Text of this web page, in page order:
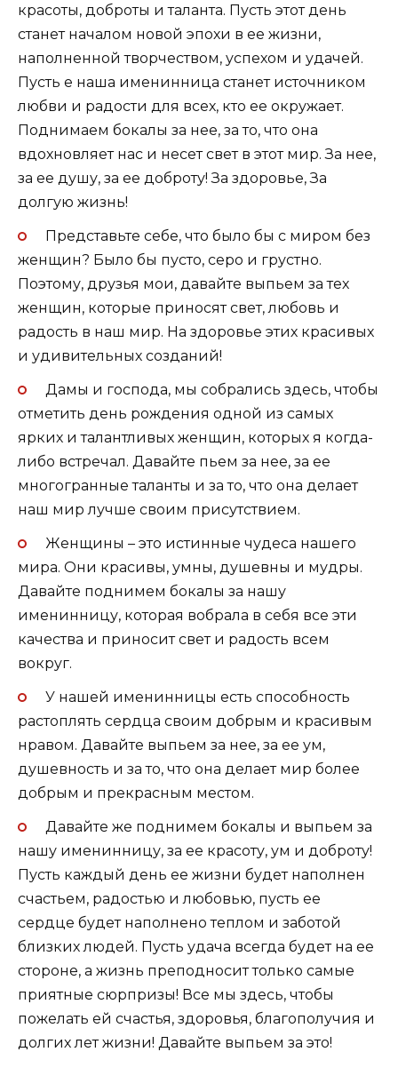
красоты, доброты и таланта. Пусть этот день
станет началом новой эпохи в ее жизни,
наполненной творчеством, успехом и удачей.
Пусть е наша именинница станет источником
любви и радости для всех, кто ее окружает.
Поднимаем бокалы за нее, за то, что она
вдохновляет нас и несет свет в этот мир. За нее,
за ее душу, за ее доброту! За здоровье, За
долгую жизнь!
Представьте себе, что было бы с миром без
женщин? Было бы пусто, серо и грустно.
Поэтому, друзья мои, давайте выпьем за тех
женщин, которые приносят свет, любовь и
радость в наш мир. На здоровье этих красивых
и удивительных созданий!
Дамы и господа, мы собрались здесь, чтобы
отметить день рождения одной из самых
ярких и талантливых женщин, которых я когда-
либо встречал. Давайте пьем за нее, за ее
многогранные таланты и за то, что она делает
наш мир лучше своим присутствием.
Женщины – это истинные чудеса нашего
мира. Они красивы, умны, душевны и мудры.
Давайте поднимем бокалы за нашу
именинницу, которая вобрала в себя все эти
качества и приносит свет и радость всем
вокруг.
У нашей именинницы есть способность
растоплять сердца своим добрым и красивым
нравом. Давайте выпьем за нее, за ее ум,
душевность и за то, что она делает мир более
добрым и прекрасным местом.
Давайте же поднимем бокалы и выпьем за
нашу именинницу, за ее красоту, ум и доброту!
Пусть каждый день ее жизни будет наполнен
счастьем, радостью и любовью, пусть ее
сердце будет наполнено теплом и заботой
близких людей. Пусть удача всегда будет на ее
стороне, а жизнь преподносит только самые
приятные сюрпризы! Все мы здесь, чтобы
пожелать ей счастья, здоровья, благополучия и
долгих лет жизни! Давайте выпьем за это!